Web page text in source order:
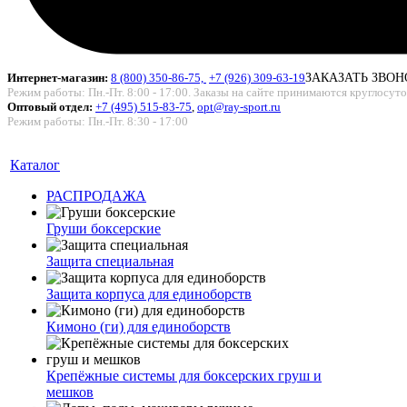
Интернет-магазин: 8 (800) 350-86-75, +7 (926) 309-63-19ЗАКАЗАТЬ
Режим работы: Пн.-Пт. 8:00 - 17:00. Заказы на сайте принимаются
Оптовый отдел: +7 (495) 515-83-75, opt@ray-sport.ru
Режим работы: Пн.-Пт. 8:30 - 17:00
Каталог
РАСПРОДАЖА
Груши боксерские
Защита специальная
Защита корпуса для единоборств
Кимоно (ги) для единоборств
Крепёжные системы для боксерских груш и
мешков